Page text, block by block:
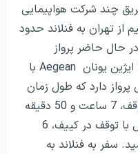
چند شرکت هواپیمایی
از تهران به فنلاند حدود
ولی در حال حاضر پرواز
یونان Aegean با
دارد که طول زمان
پرواز هوایی بدون احتساب زمان توقف، 7 ساعت و 50 دقیقه
است. خط هوایی اوکراین اینترنشنال با توقف در کی­یف، 6
سفر به فنلاند به